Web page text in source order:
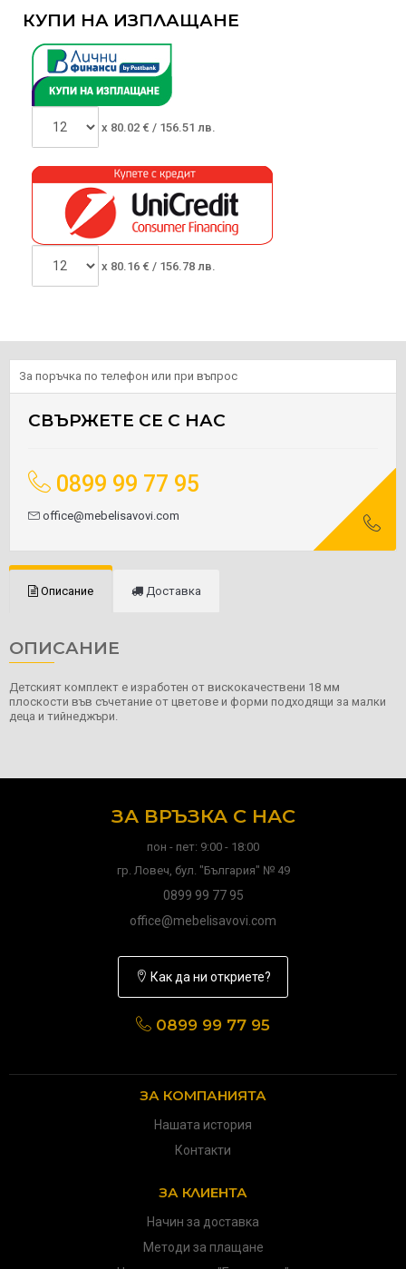
КУПИ НА ИЗПЛАЩАНЕ
x 80.02 € / 156.51 лв.
x 80.16 € / 156.78 лв.
За поръчка по телефон или при въпрос
СВЪРЖЕТЕ СЕ С НАС
0899 99 77 95
office@mebelisavovi.com
Описание Доставка
ОПИСАНИЕ
Детският комплект е изработен от вискокачествени 18 мм
плоскости във съчетание от цветове и форми подходящи за малки
деца и тийнеджъри.
ЗА ВРЪЗКА С НАС
пон - пет: 9:00 - 18:00
гр. Ловеч, бул. "България" № 49
0899 99 77 95
office@mebelisavovi.com
Как да ни откриете?
0899 99 77 95
ЗА КОМПАНИЯТА
Нашата история
Контакти
ЗА КЛИЕНТА
Начин за доставка
Методи за плащане